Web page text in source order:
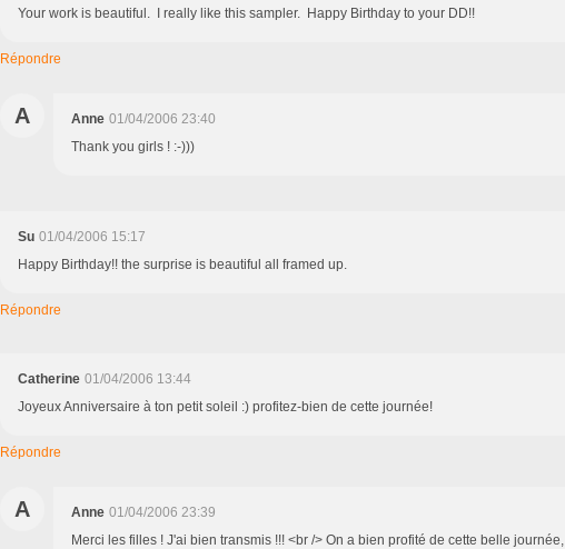
Your work is beautiful. I really like this sampler. Happy Birthday to your DD!!
Répondre
A Anne 01/04/2006 23:40
Thank you girls ! :-)))
Su 01/04/2006 15:17
Happy Birthday!! the surprise is beautiful all framed up.
Répondre
Catherine 01/04/2006 13:44
Joyeux Anniversaire à ton petit soleil :) profitez-bien de cette journée!
Répondre
A Anne 01/04/2006 23:39
Merci les filles ! J'ai bien transmis !!! <br /> On a bien profité de cette belle journée,